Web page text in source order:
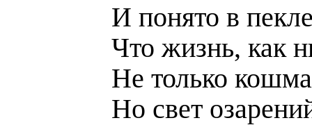
И понято в
Что жизнь, как
Не только
Но свет